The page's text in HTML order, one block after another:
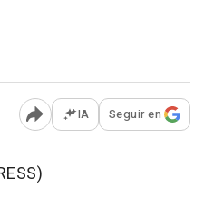
Abrir opciones para
IA Seguir en